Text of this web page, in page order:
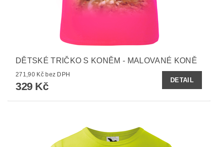
DĚTSKÉ TRIČKO S KONĚM - MALOVANÉ KONĚ
271,90 Kč bez DPH
329 Kč
DETAIL